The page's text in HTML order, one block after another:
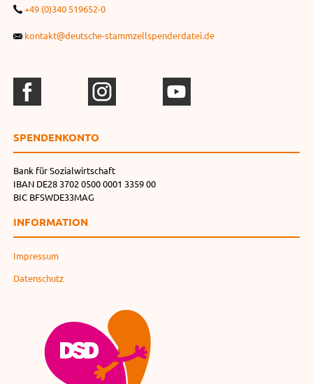
+49 (0)340 519652-0
kontakt@deutsche-stammzellspenderdatei.de
SPENDEN­KONTO
Bank für Sozialwirtschaft
IBAN DE28 3702 0500 0001 3359 00
BIC BFSWDE33MAG
INFORMATION
Impressum
Datenschutz